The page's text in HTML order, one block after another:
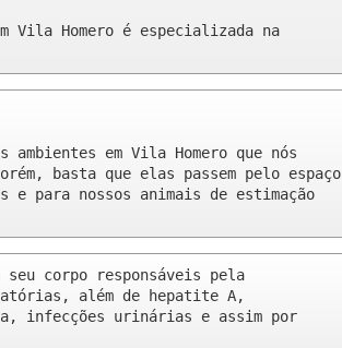
Vila Homero é especializada na
em Vila Homero que nós
basta que elas passem pelo espaço
e para nossos animais de estimação
corpo responsáveis pela
além de hepatite A,
infecções urinárias e assim por